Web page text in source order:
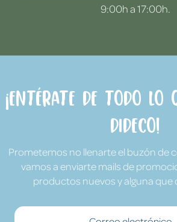
9:00h a 17:00h.
¡Entérate de todo lo
Dideco!
Prometemos no llenarte el buzón de
vamos a enviarte mails de
productos nuevos y alguna que